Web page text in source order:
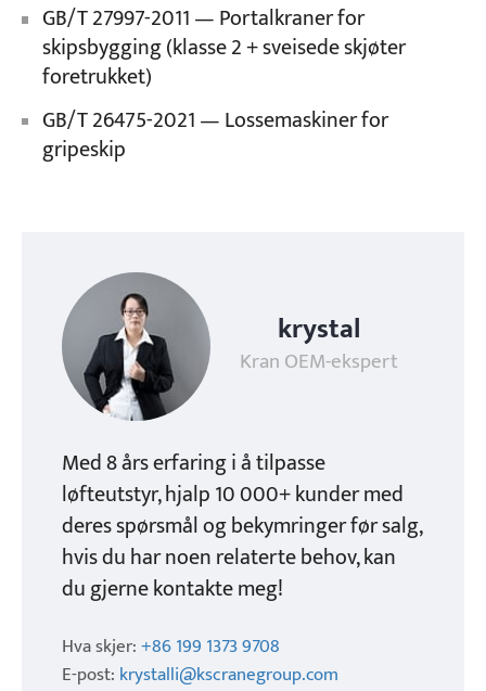
GB/T 27997-2011 — Portalkraner for
skipsbygging (klasse 2 + sveisede skjøter
foretrukket)
GB/T 26475-2021 — Lossemaskiner for
gripeskip
krystal
Kran OEM-ekspert
Med 8 års erfaring i å tilpasse
løfteutstyr, hjalp 10 000+ kunder med
deres spørsmål og bekymringer før salg,
hvis du har noen relaterte behov, kan
du gjerne kontakte meg!
Hva skjer:+86 199 1373 9708
E-post: krystalli@kscranegroup.com